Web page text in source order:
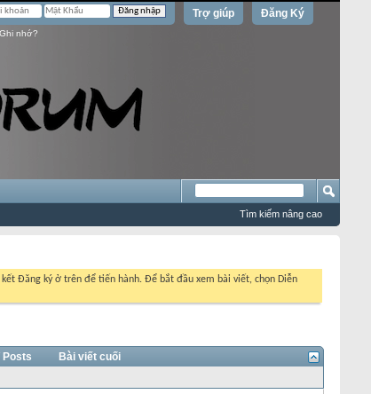
Đăng Ký
Trợ giúp
Ghi nhớ?
Tìm kiếm nâng cao
Đăng ký ở trên để tiến hành. Để bắt đầu xem bài viết, chọn Diễn
Posts
Bài viết cuối